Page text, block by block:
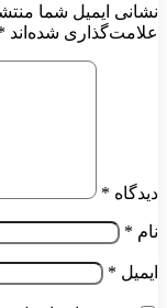
نشانی ایمیل شما
علامت‌گذاری شده‌اند
دیدگاه *
نام *
ایمیل *